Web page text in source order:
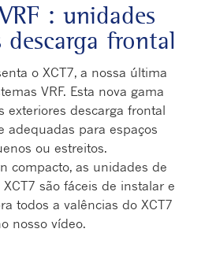
: unidades
descarga frontal
o XCT7, a nossa última
VRF. Esta nova gama
exteriores descarga frontal
adequadas para espaços
ou estreitos.
compacto, as unidades de
são fáceis de instalar e
todos a valências do XCT7
nosso vídeo.